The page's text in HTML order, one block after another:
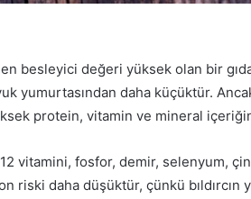
besleyici değeri yüksek olan bir
yumurtasından daha küçüktür. Ancak
protein, vitamin ve mineral
vitamini, fosfor, demir, selenyum,
riski daha düşüktür, çünkü bıldırcın